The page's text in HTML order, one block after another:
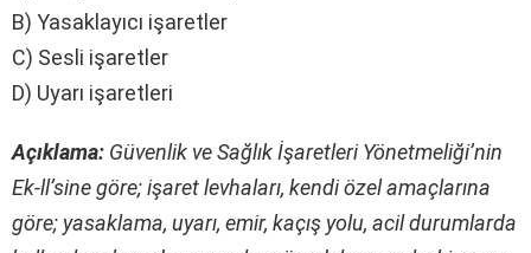
B) Yasaklayıcı işaretler
C) Sesli işaretler
D) Uyarı işaretleri
Açıklama: Güvenlik ve Sağlık İşaretleri Yönetmeliği’nin
Ek-ll’sine göre; işaret levhaları, kendi özel amaçlarına
göre; yasaklama, uyarı, emir, kaçış yolu, acil durumlarda